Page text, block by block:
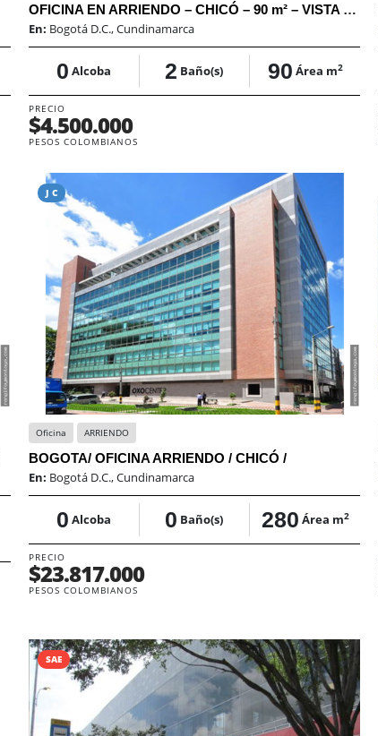
OFICINA EN ARRIENDO – CHICÓ – 90 m² – VISTA EXTERIOR
En: Bogotá D.C., Cundinamarca
0 Alcoba 2 Baño(s) 90 Área m2
PRECIO
$4.500.000
PESOS COLOMBIANOS
J C
Oficina ARRIENDO
BOGOTA/ OFICINA ARRIENDO / CHICÓ /
En: Bogotá D.C., Cundinamarca
0 Alcoba 0 Baño(s) 280 Área m2
PRECIO
$23.817.000
PESOS COLOMBIANOS
SAE